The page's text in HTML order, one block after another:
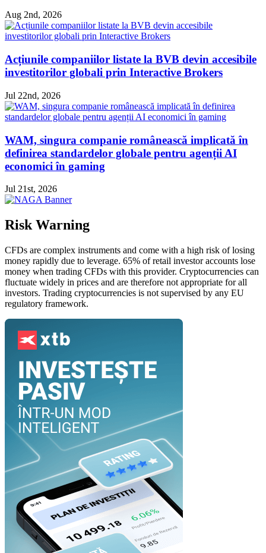
Aug 2nd, 2026
Acțiunile companiilor listate la BVB devin accesibile
investitorilor globali prin Interactive Brokers
Jul 22nd, 2026
WAM, singura companie românească implicată în
definirea standardelor globale pentru agenții AI
economici în gaming
Jul 21st, 2026
Risk Warning
CFDs are complex instruments and come with a high risk of losing
money rapidly due to leverage. 65% of retail investor accounts lose
money when trading CFDs with this provider. Cryptocurrencies can
fluctuate widely in prices and are therefore not appropriate for all
investors. Trading cryptocurrencies is not supervised by any EU
regulatory framework.